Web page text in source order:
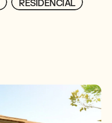
RESIDENCIAL
RESIDENCIAL